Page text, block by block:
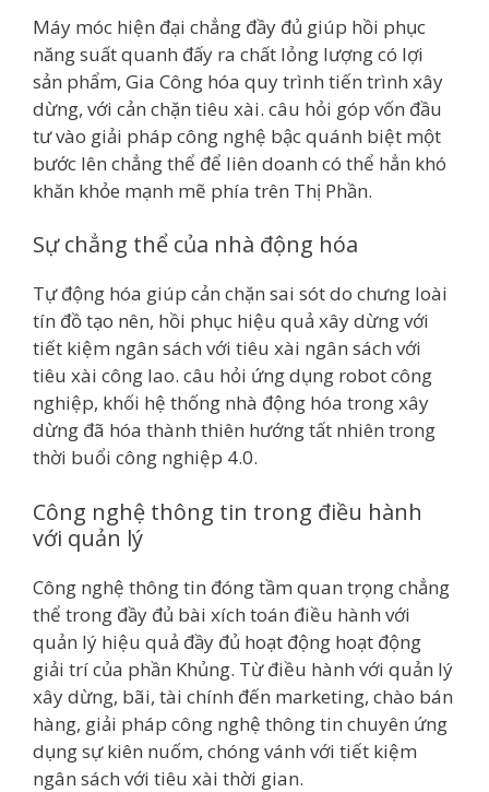
Máy móc hiện đại chẳng đầy đủ giúp hồi phục
năng suất quanh đấy ra chất lỏng lượng có lợi
sản phẩm, Gia Công hóa quy trình tiến trình xây
dừng, với cản chặn tiêu xài. câu hỏi góp vốn đầu
tư vào giải pháp công nghệ bậc quánh biệt một
bước lên chẳng thể để liên doanh có thể hẳn khó
khăn khỏe mạnh mẽ phía trên Thị Phần.
Sự chẳng thể của nhà động hóa
Tự động hóa giúp cản chặn sai sót do chưng loài
tín đồ tạo nên, hồi phục hiệu quả xây dừng với
tiết kiệm ngân sách với tiêu xài ngân sách với
tiêu xài công lao. câu hỏi ứng dụng robot công
nghiệp, khối hệ thống nhà động hóa trong xây
dừng đã hóa thành thiên hướng tất nhiên trong
thời buổi công nghiệp 4.0.
Công nghệ thông tin trong điều hành
với quản lý
Công nghệ thông tin đóng tầm quan trọng chẳng
thể trong đầy đủ bài xích toán điều hành với
quản lý hiệu quả đầy đủ hoạt động hoạt động
giải trí của phần Khủng. Từ điều hành với quản lý
xây dừng, bãi, tài chính đến marketing, chào bán
hàng, giải pháp công nghệ thông tin chuyên ứng
dụng sự kiên nuốm, chóng vánh với tiết kiệm
ngân sách với tiêu xài thời gian.